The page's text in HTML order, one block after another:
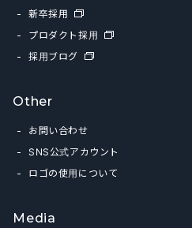
新卒採用
プロダクト採用
採用ブログ
Other
お問い合わせ
SNS公式アカウント
ロゴの使用について
Media